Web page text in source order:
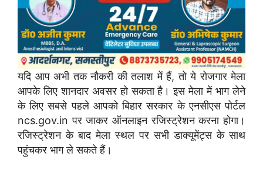
यदि आप अभी तक नौकरी की तलाश में हैं, तो ये रोजगार मेला
आपके लिए शानदार अवसर हो सकता है। इस मेला में भाग लेने
के लिए सबसे पहले आपको बिहार सरकार के एनसीएस पोर्टल
ncs.gov.in पर जाकर ऑनलाइन रजिस्ट्रेशन करना होगा।
रजिस्ट्रेशन के बाद मेला स्थल पर सभी डाक्यूमेंट्स के साथ
पहुंचकर भाग ले सकते हैं।